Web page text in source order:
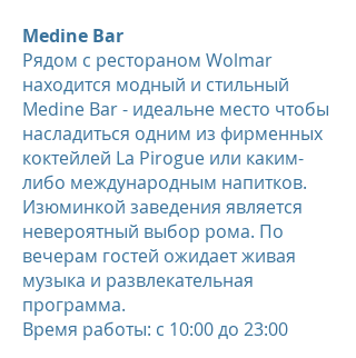
Medine Bar
Рядом с рестораном Wolmar
находится модный и стильный
Medine Bar - идеальне место чтобы
насладиться одним из фирменных
коктейлей La Pirogue или каким-
либо международным напитков.
Изюминкой заведения является
невероятный выбор рома. По
вечерам гостей ожидает живая
музыка и развлекательная
программа.
Время работы: с 10:00 до 23:00